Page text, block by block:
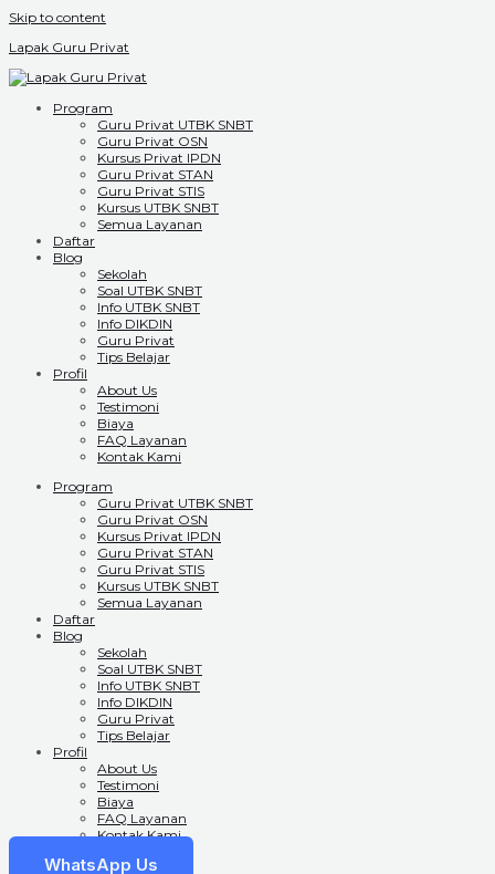
Skip to content
Lapak Guru Privat
Program
Guru Privat UTBK SNBT
Guru Privat OSN
Kursus Privat IPDN
Guru Privat STAN
Guru Privat STIS
Kursus UTBK SNBT
Semua Layanan
Daftar
Blog
Sekolah
Soal UTBK SNBT
Info UTBK SNBT
Info DIKDIN
Guru Privat
Tips Belajar
Profil
About Us
Testimoni
Biaya
FAQ Layanan
Kontak Kami
Program
Guru Privat UTBK SNBT
Guru Privat OSN
Kursus Privat IPDN
Guru Privat STAN
Guru Privat STIS
Kursus UTBK SNBT
Semua Layanan
Daftar
Blog
Sekolah
Soal UTBK SNBT
Info UTBK SNBT
Info DIKDIN
Guru Privat
Tips Belajar
Profil
About Us
Testimoni
Biaya
FAQ Layanan
Kontak Kami
WhatsApp Us